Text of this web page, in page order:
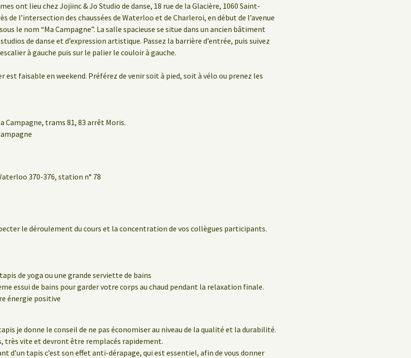
ont lieu chez Jojiinc & Jo Studio de danse, 18 rue de la Glacière, 1060 Saint-
de l’intersection des chaussées de Waterloo et de Charleroi, en début de l’avenue
le nom “Ma Campagne”. La salle spacieuse se situe dans un ancien bâtiment
de danse et d’expression artistique. Passez la barrière d’entrée, puis suivez
à gauche puis sur le palier le couloir à gauche.
est faisable en weekend. Préférez de venir soit à pied, soit à vélo ou prenez les
Campagne, trams 81, 83 arrêt Moris.
370-376, station n° 78
le déroulement du cours et la concentration de vos collègues participants.
de yoga ou une grande serviette de bains
essui de bains pour garder votre corps au chaud pendant la relaxation finale.
énergie positive
je donne le conseil de ne pas économiser au niveau de la qualité et la durabilité.
très vite et devront être remplacés rapidement.
d’un tapis c’est son effet anti-dérapage, qui est essentiel, afin de vous donner